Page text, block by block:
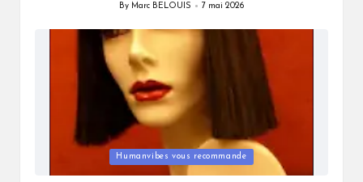
Posted
By Marc BELOUIS 7 mai 2026
in
Humanvibes vous recommande